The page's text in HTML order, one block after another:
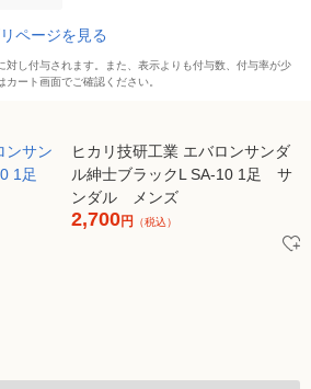
ページを見る
対し付与されます。また、表示よりも付与数、付与率が少
ート画面でご確認ください。
ヒカリ技研工業 エバロンサンダ
ル紳士ブラックL SA-10 1足 サ
ンダル メンズ
2,700円 （税込）